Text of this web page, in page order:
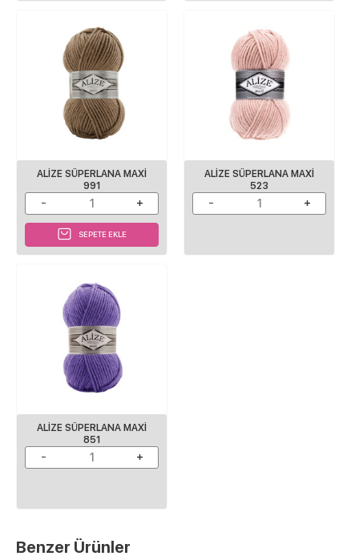
ALIZE SÜPERLANA MAXI
991
SEPETE EKLE
ALIZE SÜPERLANA MAXI
523
ALIZE SÜPERLANA MAXI
851
Benzer Ürünler